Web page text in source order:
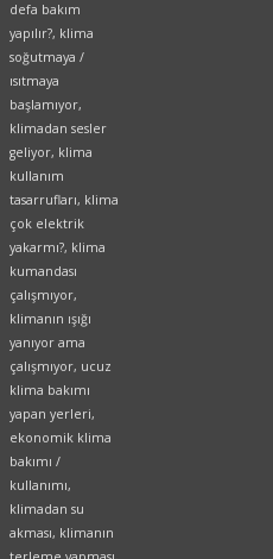
defa bakım
yapılır?, klima
soğutmaya /
ısıtmaya
başlamıyor,
klimadan sesler
geliyor, klima
kullanım
tasarrufları, klima
çok elektrik
yakarmı?, klima
kumandası
çalışmıyor,
klimanın ışığı
yanıyor ama
çalışmıyor, ucuz
klima bakımı
yapan yerleri,
ekonomik klima
bakımı /
kullanımı,
klimadan su
akması, klimanın